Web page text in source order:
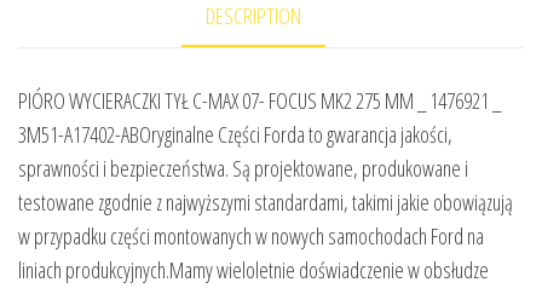
DESCRIPTION
PIÓRO WYCIERACZKI TYŁ C-MAX 07- FOCUS MK2 275 MM _ 1476921 _
3M51-A17402-ABOryginalne Części Forda to gwarancja jakości,
sprawności i bezpieczeństwa. Są projektowane, produkowane i
testowane zgodnie z najwyższymi standardami, takimi jakie obowiązują
w przypadku części montowanych w nowych samochodach Ford na
liniach produkcyjnych.Mamy wieloletnie doświadczenie w obsłudze